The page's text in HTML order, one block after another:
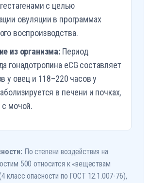
с целью
овуляции в программах
воспроизводства.
из организма: Период
гонадотропина eCG составляет
у овец и 118–220 часов у
в печени и почках,
мочой.
По степени воздействия на
500 относится к «веществам
класс опасности по ГОСТ 12.1.007-76),